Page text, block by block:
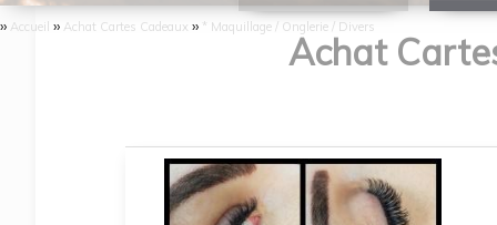
›› Accueil ›› Achat Cartes Cadeaux ›› * Maquillage / Onglerie / Divers
Achat